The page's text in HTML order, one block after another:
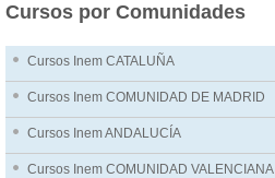
Cursos por Comunidades
Cursos Inem CATALUÑA
Cursos Inem COMUNIDAD DE MADRID
Cursos Inem ANDALUCÍA
Cursos Inem COMUNIDAD VALENCIANA